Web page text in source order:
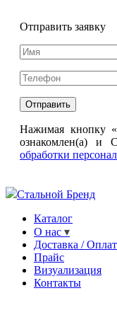
Отправить заявку
Нажимая кнопку
ознакомлен(а) и
обработки
Стальной Бренд
Каталог
О нас
Доставка /
Прайс
Визуализация
Контакты